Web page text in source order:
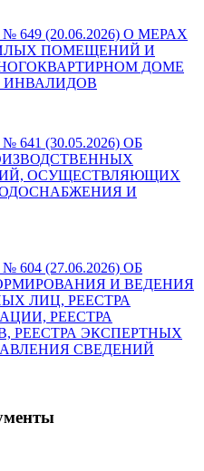
№ 649 (20.06.2026) О МЕРАХ
ПОМЕЩЕНИЙ И
ДОМЕ
ИНВАЛИДОВ
№ 641 (30.05.2026) ОБ
ОСУЩЕСТВЛЯЮЩИХ
И
№ 604 (27.06.2026) ОБ
И ВЕДЕНИЯ
ЛИЦ, РЕЕСТРА
РЕЕСТРА
РЕЕСТРА ЭКСПЕРТНЫХ
СВЕДЕНИЙ